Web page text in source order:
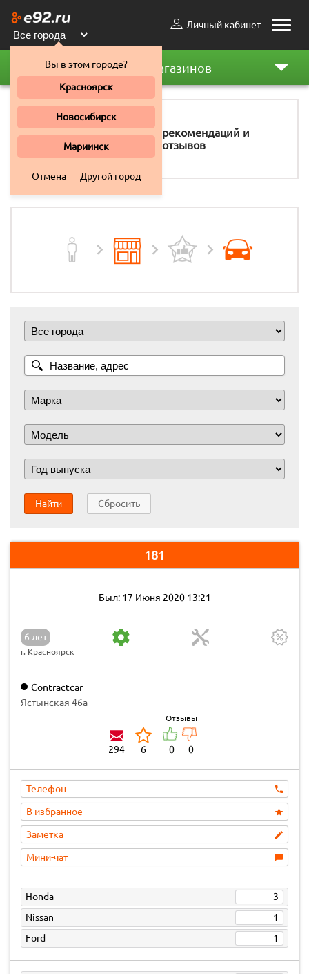
Toggle
Личный кабинет
Вы в этом городе?
Красноярск
Новосибирск
Мариинск
Отмена Другой город
Рейтинг магазинов
11 158
рекомендаций и
отзывов
Найти Сбросить
181
Был: 17 Июня 2020 13:21
6 лет
г. Красноярск
Contractcar
Ястынская 46а
294 6
Отзывы
0 0
Телефон
В избранное
Заметка
Мини-чат
Honda
3
Nissan
1
Ford
1